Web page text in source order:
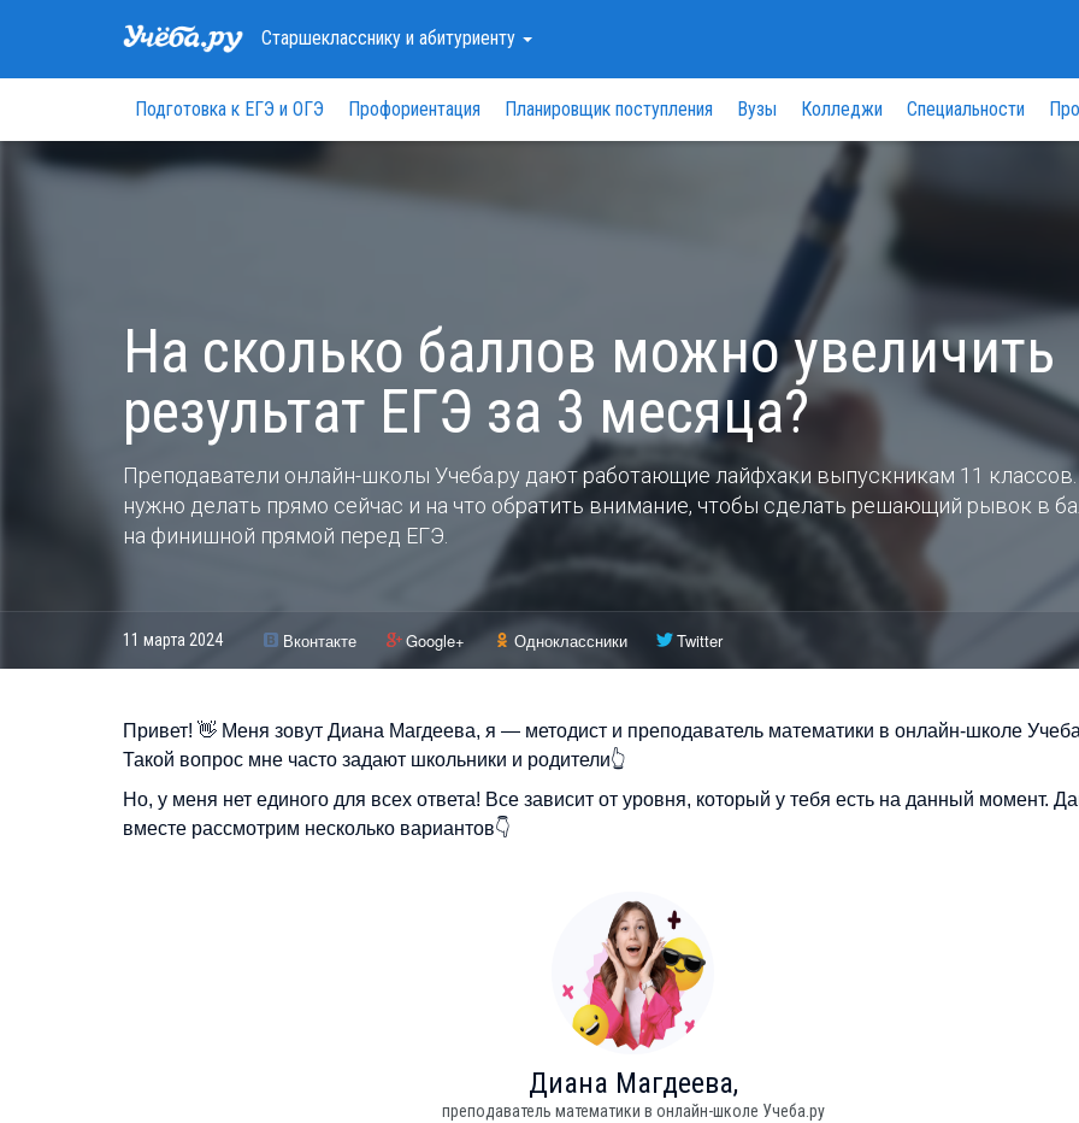
Старшеклассникуи абитуриенту
Подготовка к ЕГЭ и ОГЭ Профориентация Планировщик поступления Вузы Колледжи Специальности
На сколько баллов можно увеличить
результат ЕГЭ за 3 месяца?
Преподаватели онлайн-школы Учеба.ру дают работающие лайфхаки выпускникам 11
нужно делать прямо сейчас и на что обратить внимание, чтобы сделать решающий рывок в
на финишной прямой перед ЕГЭ.
11 марта 2024 Вконтакте Google+ Одноклассники Twitter
Привет! 👋 Меня зовут Диана Магдеева, я — методист и преподаватель математики в онлайн-школе
Такой вопрос мне часто задают школьники и родители👆
Но, у меня нет единого для всех ответа! Все зависит от уровня, который у тебя есть на данный момент.
вместе рассмотрим несколько вариантов👇
Диана Магдеева,
преподаватель математики в онлайн-школе Учеба.ру